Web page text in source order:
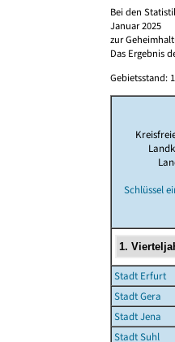
Bei den
Januar 2025
zur
Das Ergebnis
Gebietsstand:
Schlüssel
Stadt Erfurt
Stadt Gera
Stadt Jena
Stadt Suhl